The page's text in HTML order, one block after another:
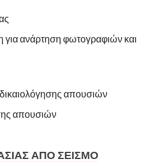
για ανάρτηση φωτογραφιών και
απουσιών
απουσιών
ΑΠΟ ΣΕΙΣΜΟ